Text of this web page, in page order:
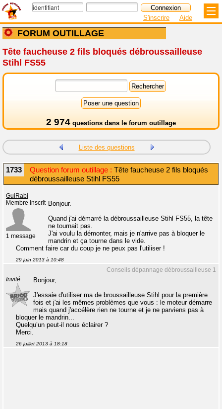
FORUM OUTILLAGE
S'inscrire Aide
Tête faucheuse 2 fils bloqués débroussailleuse
Stihl FS55
2 974 questions dans le forum outillage
Liste des questions
1733 Question forum outillage : Tête faucheuse 2 fils bloqués
débroussailleuse Stihl FS55
GuiRabi
Membre inscrit
1 message
Bonjour.
Quand j'ai démarré la débroussailleuse Stihl FS55, la tête
ne tournait pas.
J'ai voulu la démonter, mais je n'arrive pas à bloquer le
mandrin et ça tourne dans le vide.
Comment faire car du coup je ne peux pas l'utiliser !
29 juin 2013 à 10:48
Conseils dépannage débroussailleuse 1
Invité
Bonjour,
J'essaie d'utiliser ma de broussailleuse Stihl pour la première
fois et j'ai les mêmes problèmes que vous : le moteur démarre
mais quand j'accélère rien ne tourne et je ne parviens pas à
bloquer le mandrin...
Quelqu’un peut-il nous éclairer ?
Merci.
26 juillet 2013 à 18:18